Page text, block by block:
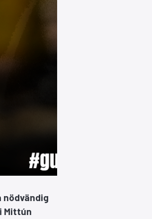
Mittún